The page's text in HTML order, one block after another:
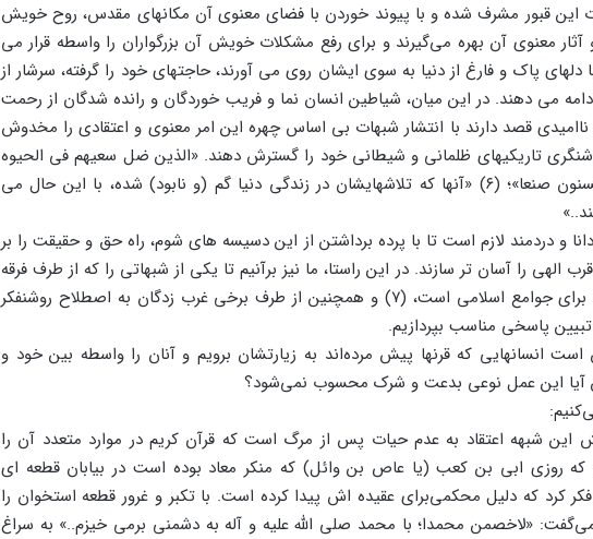
این قبور مشرف شده و با پیوند خوردن با فضای معنوی آن مکانهای مقدس، روح خویش
آثار معنوی آن بهره می‌گیرند و برای رفع مشکلات خویش آن بزرگواران را واسطه قرار می
دلهای پاک و فارغ از دنیا به سوی ایشان روی می آورند، حاجتهای خود را گرفته، سرشار از
می دهند. در این میان، شیاطین انسان نما و فریب خوردگان و رانده شدگان از رحمت
قصد دارند با انتشار شبهات بی اساس چهره این امر معنوی و اعتقادی را مخدوش
تاریکیهای ظلمانی و شیطانی خود را گسترش دهند. «الذین ضل سعیهم فی الحیوه
الدنیا وهم یحسبون انهم یحسنون صنعا»؛ (۶) «آنها که تلاشهایشان در زندگی دنیا گم (و نابود) شده، با این حال می
دانا و دردمند لازم است تا با پرده برداشتن از این دسیسه های شوم، راه حق و حقیقت را بر
الهی را آسان تر سازند. در این راستا، ما نیز برآنیم تا یکی از شبهاتی را که از طرف فرقه
وهابیت که سوغات انگلیسیها برای جوامع اسلامی است، (۷) و همچنین از طرف برخی غرب زدگان به اصطلاح روشنفکر
پاسخی مناسب بپردازیم.
انسانهایی که قرنها پیش مرده‌اند به زیارتشان برویم و آنان را واسطه بین خود و
آیا این عمل نوعی بدعت و شرک محسوب نمی‌شود؟
این شبهه اعتقاد به عدم حیات پس از مرگ است که قرآن کریم در موارد متعدد آن را
روزی ابی بن کعب (یا عاص بن وائل) که منکر معاد بوده است در بیابان قطعه ای
کرد که دلیل محکمی‌برای عقیده اش پیدا کرده است. با تکبر و غرور قطعه استخوان را
«لاخصمن محمدا؛ با محمد صلی الله علیه و آله به دشمنی برمی خیزم..» به سراغ